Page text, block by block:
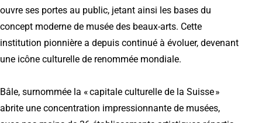
ouvre ses portes au public, jetant ainsi les bases du
concept moderne de musée des beaux-arts. Cette
institution pionnière a depuis continué à évoluer, devenant
une icône culturelle de renommée mondiale.
Bâle, surnommée la « capitale culturelle de la Suisse »
abrite une concentration impressionnante de musées,